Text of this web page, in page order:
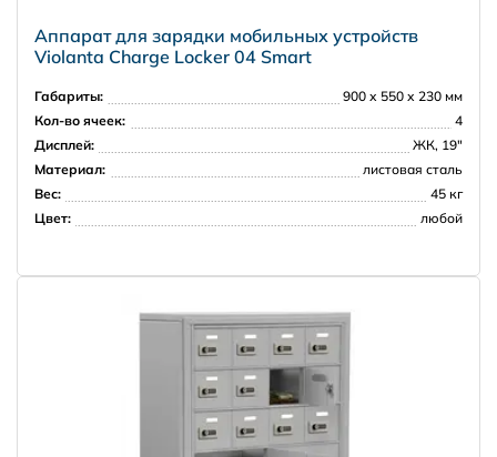
Аппарат для зарядки мобильных устройств
Violanta Charge Locker 04 Smart
Габариты:
900 х 550 х 230 мм
Кол-во ячеек:
4
Дисплей:
ЖК, 19"
Материал:
листовая сталь
Вес:
45 кг
Цвет:
любой